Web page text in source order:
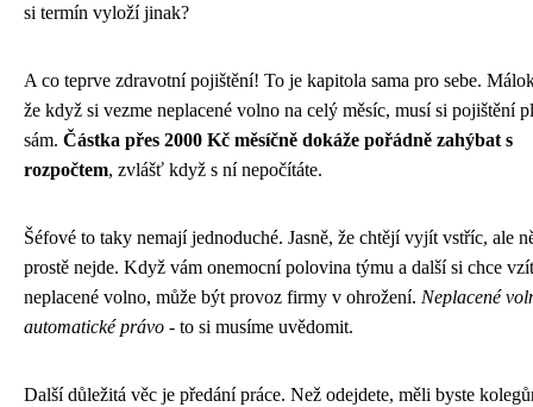
si termín vyloží jinak?
A co teprve zdravotní pojištění! To je kapitola sama pro sebe.
že když si vezme neplacené volno na celý měsíc, musí si pojištění
sám. Částka přes 2000 Kč měsíčně dokáže pořádně zahýbat s
rozpočtem, zvlášť když s ní nepočítáte.
Šéfové to taky nemají jednoduché. Jasně, že chtějí vyjít vstříc, ale
prostě nejde. Když vám onemocní polovina týmu a další si chce vzít
neplacené volno, může být provoz firmy v ohrožení. Neplacené
automatické právo - to si musíme uvědomit.
Další důležitá věc je předání práce. Než odejdete, měli byste